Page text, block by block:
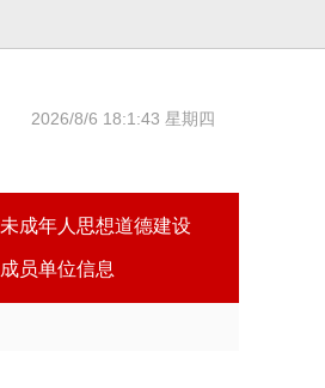
2026/8/6 18:1:43 星期四
未成年人思想道德建设
成员单位信息